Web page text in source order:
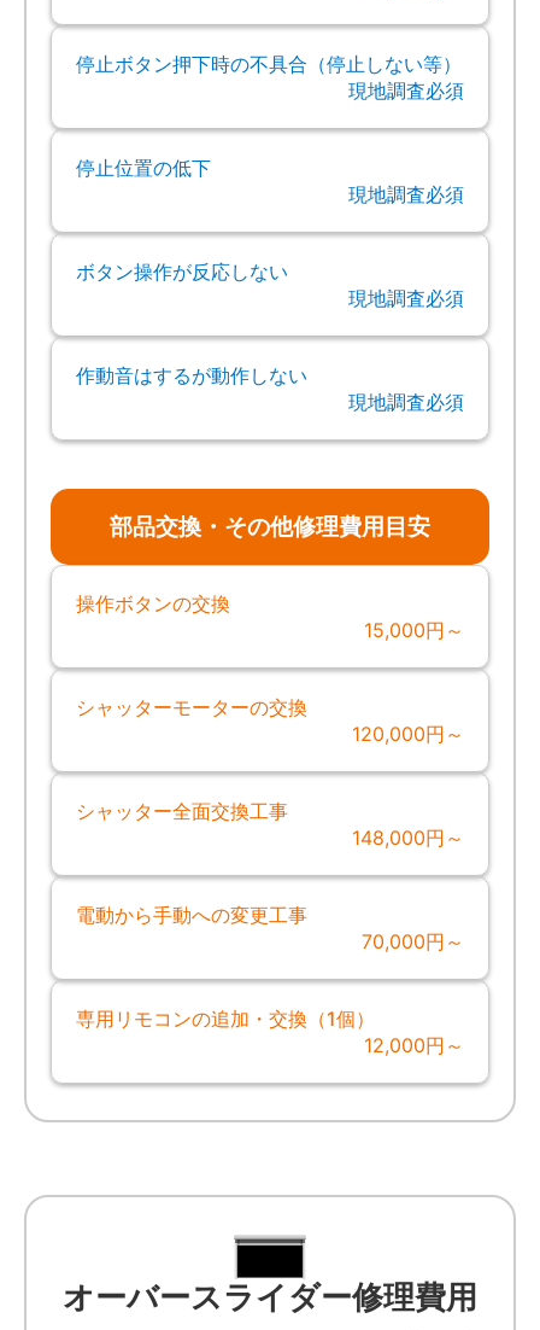
停止ボタン押下時の不具合（停止しない等）
現地調査必須
停止位置の低下
現地調査必須
ボタン操作が反応しない
現地調査必須
作動音はするが動作しない
現地調査必須
部品交換・その他修理費用目安
操作ボタンの交換
15,000円～
シャッターモーターの交換
120,000円～
シャッター全面交換工事
148,000円～
電動から手動への変更工事
70,000円～
専用リモコンの追加・交換（1個）
12,000円～
オーバースライダー修理費用